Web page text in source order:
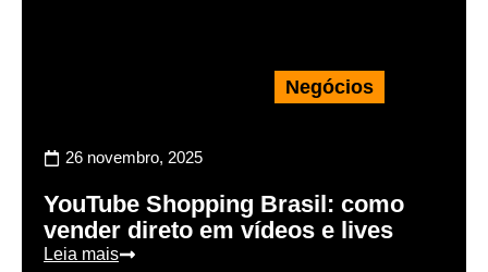
Negócios
26 novembro, 2025
YouTube Shopping Brasil: como
vender direto em vídeos e lives
Leia mais